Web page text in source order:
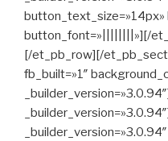
button_font=»||||||||»][/
[/et_pb_row][/
fb_built=»1″